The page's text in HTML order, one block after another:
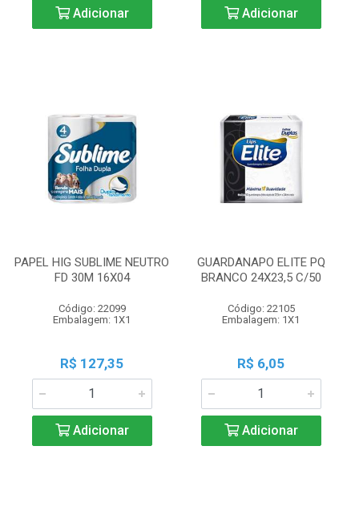
Adicionar Adicionar
PAPEL HIG SUBLIME NEUTRO
FD 30M 16X04
Código: 22099
Embalagem: 1X1
R$ 127,35
Adicionar
GUARDANAPO ELITE PQ
BRANCO 24X23,5 C/50
Código: 22105
Embalagem: 1X1
R$ 6,05
Adicionar